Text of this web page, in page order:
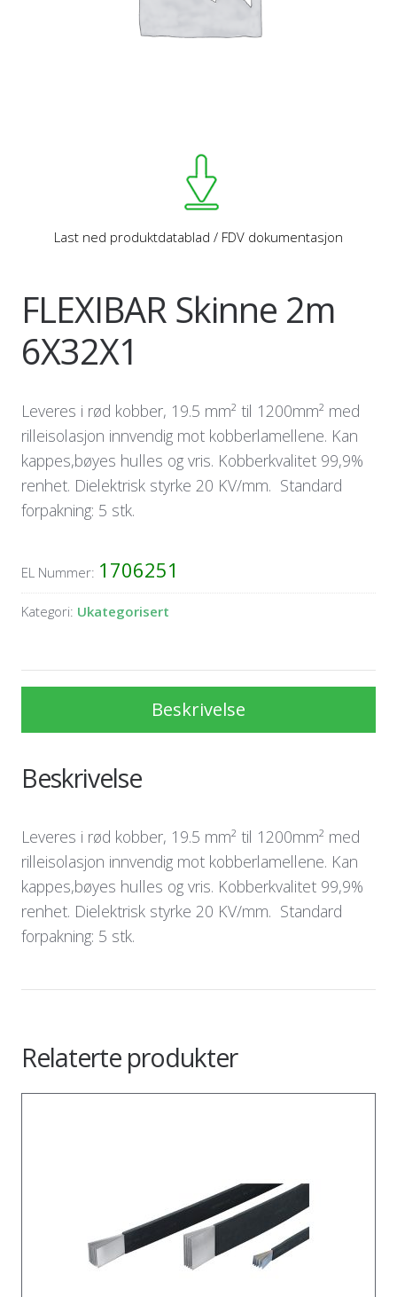
Last ned produktdatablad / FDV dokumentasjon
FLEXIBAR Skinne 2m
6X32X1
Leveres i rød kobber, 19.5 mm² til 1200mm² med
rilleisolasjon innvendig mot kobberlamellene. Kan
kappes,bøyes hulles og vris. Kobberkvalitet 99,9%
renhet. Dielektrisk styrke 20 KV/mm. Standard
forpakning: 5 stk.
EL Nummer: 1706251
Kategori: Ukategorisert
Beskrivelse
Beskrivelse
Leveres i rød kobber, 19.5 mm² til 1200mm² med
rilleisolasjon innvendig mot kobberlamellene. Kan
kappes,bøyes hulles og vris. Kobberkvalitet 99,9%
renhet. Dielektrisk styrke 20 KV/mm. Standard
forpakning: 5 stk.
Relaterte produkter